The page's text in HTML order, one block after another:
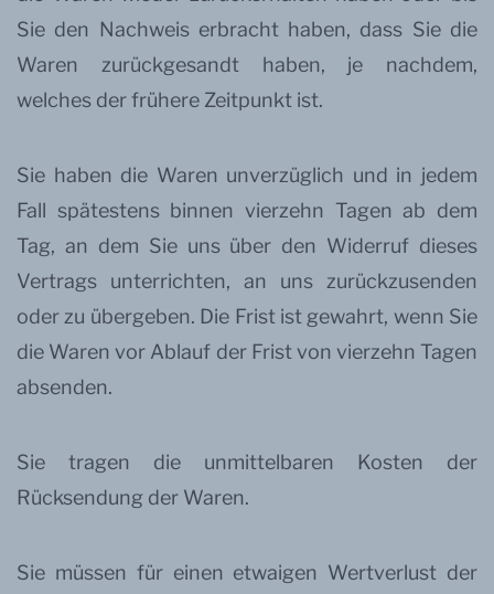
Sie den Nachweis erbracht haben, dass Sie die
Waren zurückgesandt haben, je nachdem,
welches der frühere Zeitpunkt ist.
Sie haben die Waren unverzüglich und in jedem
Fall spätestens binnen vierzehn Tagen ab dem
Tag, an dem Sie uns über den Widerruf dieses
Vertrags unterrichten, an uns zurückzusenden
oder zu übergeben. Die Frist ist gewahrt, wenn Sie
die Waren vor Ablauf der Frist von vierzehn Tagen
absenden.
Sie tragen die unmittelbaren Kosten der
Rücksendung der Waren.
Sie müssen für einen etwaigen Wertverlust der